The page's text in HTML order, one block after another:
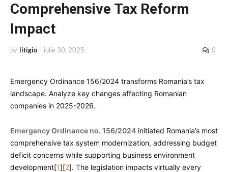
Comprehensive Tax Reform
Impact
by litigio - iulie 30, 2025 0
Emergency Ordinance 156/2024 transforms Romania’s tax
landscape. Analyze key changes affecting Romanian
companies in 2025-2026.
Emergency Ordinance no. 156/2024 initiated Romania’s most
comprehensive tax system modernization, addressing budget
deficit concerns while supporting business environment
development[1][2]. The legislation impacts virtually every